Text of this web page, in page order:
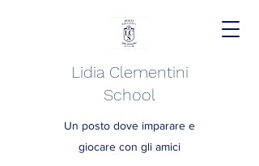
Lidia Clementini
School
Un posto dove imparare e
giocare con gli amici